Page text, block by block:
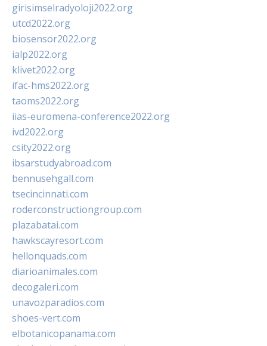
girisimselradyoloji2022.org
utcd2022.org
biosensor2022.org
ialp2022.org
klivet2022.org
ifac-hms2022.org
taoms2022.org
iias-euromena-conference2022.org
ivd2022.org
csity2022.org
ibsarstudyabroad.com
bennusehgall.com
tsecincinnati.com
roderconstructiongroup.com
plazabatai.com
hawkscayresort.com
hellonquads.com
diarioanimales.com
decogaleri.com
unavozparadios.com
shoes-vert.com
elbotanicopanama.com